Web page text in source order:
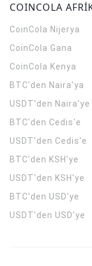
COINCOLA
CoinCola Nijerya
CoinCola Gana
CoinCola Kenya
BTC'den Naira'ya
USDT'den Naira'ye
BTC'den Cedis'e
USDT'den Cedis'e
BTC'den KSH'ye
USDT'den KSH'ye
BTC'den USD'ye
USDT'den USD'ye